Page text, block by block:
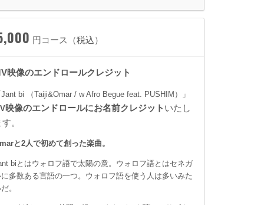
円コース（税込）
映像のエンドロールクレジット
bi （Taiji&Omar / w Afro Begue feat. PUSHIM）」
映像のエンドロールにお名前クレジット いたし
。
と2人で初めて創った楽曲。
biとはウォロフ語で太陽の意。ウォロフ語とはセネガ
多数ある言語の一つ。ウォロフ語を使う人は多いみた
。